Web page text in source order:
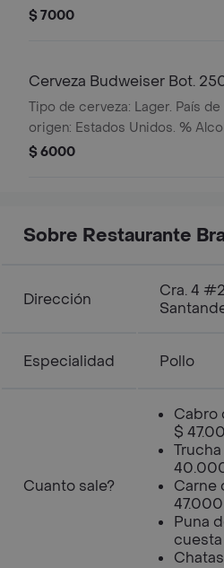
$ 7000
Cerveza Budweiser Bot.
Tipo de cerveza: Lager. País de
origen: Estados Unidos. %
5.0%
$ 6000
Sobre Restaurante
Dirección
Cra. 4
Especialidad Pollo
Cuanto sale?
Cabro
$
Carne
47.000
Puna